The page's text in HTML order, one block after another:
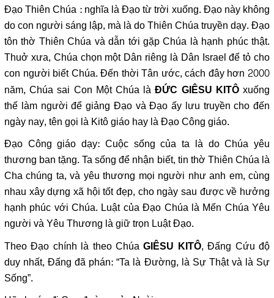
Đạo Thiên Chúa : nghĩa là Đạo từ trời xuống. Đạo này không
do con người sáng lập, mà là do Thiên Chúa truyền dạy. Đạo
tôn thờ Thiên Chúa và dẫn tới gặp Chúa là hạnh phúc thật.
Thuở xưa, Chúa chọn một Dân riêng là Dân Israel để tỏ cho
con người biết Chúa. Đến thời Tân ước, cách đây hơn 2000
năm, Chúa sai Con Một Chúa làĐỨC GIÊSU KITÔxuống
thế làm người để giảng Đạo và Đạo ấy lưu truyền cho đến
ngày nay, tên gọi là Kitô giáo hay là Đạo Công giáo.
Đạo Công giáo dạy: Cuộc sống của ta là do Chúa yêu
thương ban tặng. Ta sống để nhận biết, tin thờ Thiên Chúa là
Cha chúng ta, và yêu thương mọi người như anh em, cùng
nhau xây dựng xã hội tốt đẹp, cho ngày sau được về hưởng
hạnh phúc với Chúa. Luật của Đạo Chúa là Mến Chúa Yêu
người và Yêu Thương là giữ trọn Luật Đạo.
Theo Đạo chính là theo ChúaGIÊSU KITÔ, Đấng Cứu độ
duy nhất, Đấng đã phán: “Ta là Đường, là Sự Thật và là Sự
Sống”.